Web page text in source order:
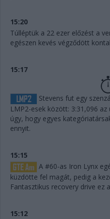
15:20
Túlléptük a 22 ezer előzést a
egészen kevés végződött
15:17
Stevens fut egy
LMP2-esek között: 3:31,096
úgy, hogy egyes
ennyit.
15:15
A #60-as Iron Lynx
küzdötte fel magát, pedig a
Fantasztikus recovery drive ez
15:12